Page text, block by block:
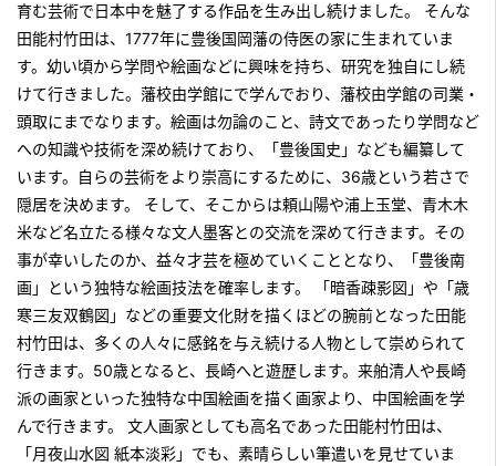
育む芸術で日本中を魅了する作品を生み出し続けました。 そんな
田能村竹田は、1777年に豊後国岡藩の侍医の家に生まれていま
す。幼い頃から学問や絵画などに興味を持ち、研究を独自にし続
けて行きました。藩校由学館にで学んでおり、藩校由学館の司業・
頭取にまでなります。絵画は勿論のこと、詩文であったり学問など
への知識や技術を深め続けており、「豊後国史」なども編纂して
います。自らの芸術をより崇高にするために、36歳という若さで
隠居を決めます。 そして、そこからは頼山陽や浦上玉堂、青木木
米など名立たる様々な文人墨客との交流を深めて行きます。その
事が幸いしたのか、益々才芸を極めていくこととなり、「豊後南
画」という独特な絵画技法を確率します。 「暗香疎影図」や「歳
寒三友双鶴図」などの重要文化財を描くほどの腕前となった田能
村竹田は、多くの人々に感銘を与え続ける人物として崇められて
行きます。50歳となると、長崎へと遊歴します。来舶清人や長崎
派の画家といった独特な中国絵画を描く画家より、中国絵画を学
んで行きます。 文人画家としても高名であった田能村竹田は、
「月夜山水図 紙本淡彩」でも、素晴らしい筆遣いを見せていま